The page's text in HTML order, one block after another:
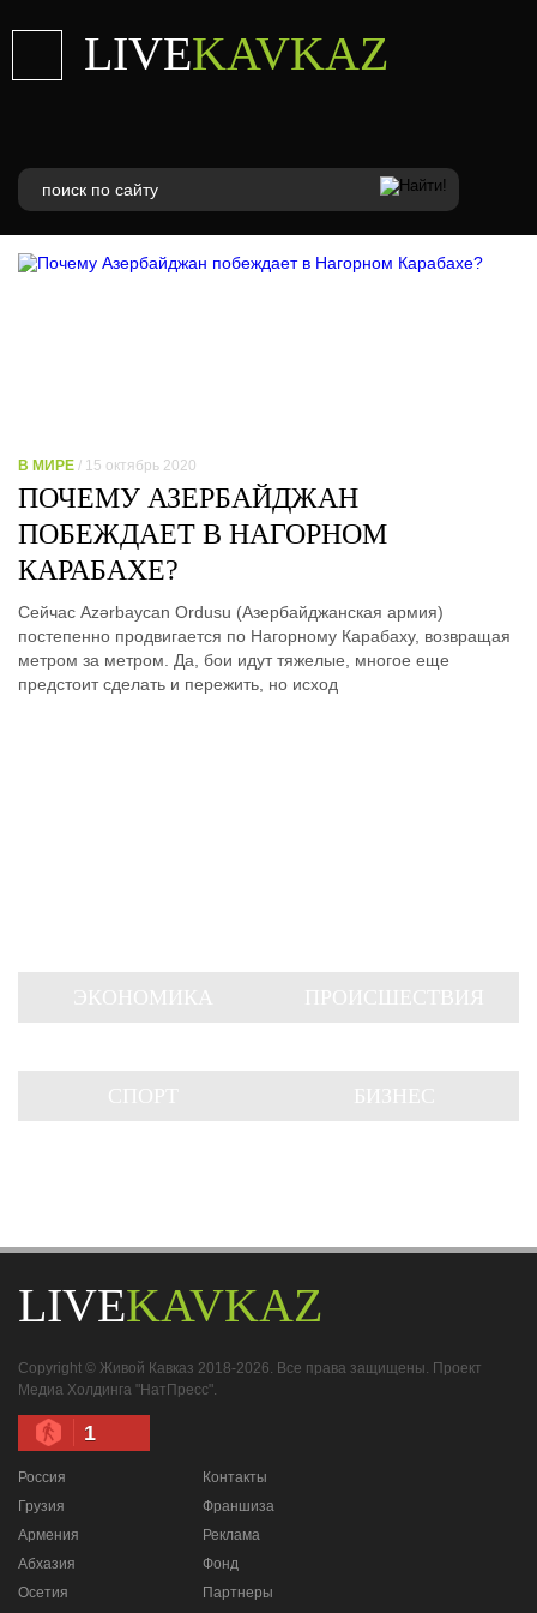
LIVEKAVKAZ
В МИРЕ / 15 октябрь 2020
ПОЧЕМУ АЗЕРБАЙДЖАН
ПОБЕЖДАЕТ В НАГОРНОМ
КАРАБАХЕ?
Сейчас Azərbaycan Ordusu (Азербайджанская армия)
постепенно продвигается по Нагорному Карабаху, возвращая
метром за метром. Да, бои идут тяжелые, многое еще
предстоит сделать и пережить, но исход
LIVEKAVKAZ
Copyright © Живой Кавказ 2018-2026. Все права защищены. Проект
Медиа Холдинга "НатПресс".
1
Россия
Грузия
Армения
Абхазия
Осетия
Контакты
Франшиза
Реклама
Фонд
Партнеры